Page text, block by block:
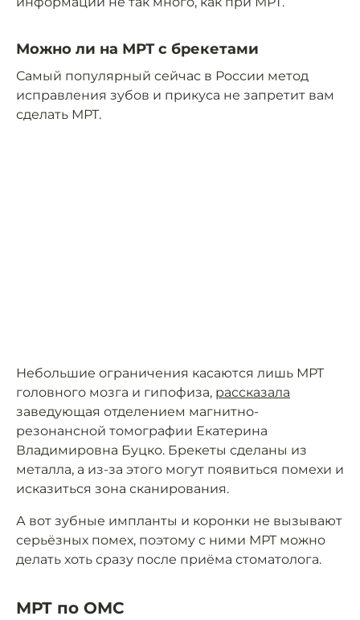
Можно ли на МРТ с брекетами
Самый популярный сейчас в России метод
исправления зубов и прикуса не запретит вам
сделать МРТ.
Небольшие ограничения касаются лишь МРТ
головного мозга и гипофиза, рассказала
заведующая отделением магнитно-
резонансной томографии Екатерина
Владимировна Буцко. Брекеты сделаны из
металла, а из-за этого могут появиться помехи и
исказиться зона сканирования.
А вот зубные импланты и коронки не вызывают
серьёзных помех, поэтому с ними МРТ можно
делать хоть сразу после приёма стоматолога.
МРТ по ОМС